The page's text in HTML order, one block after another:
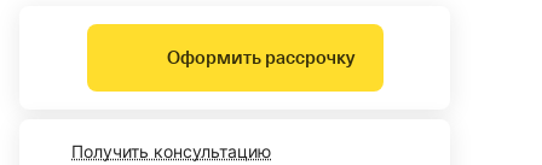
Оформить рассрочку
Получить консультацию